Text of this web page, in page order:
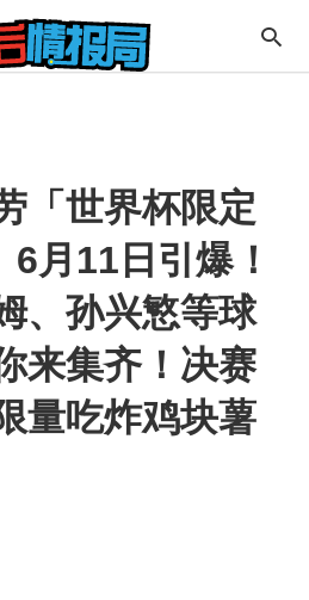
「世界杯限定
月11日引爆！
、孙兴慜等球
来集齐！决赛
量吃炸鸡块薯